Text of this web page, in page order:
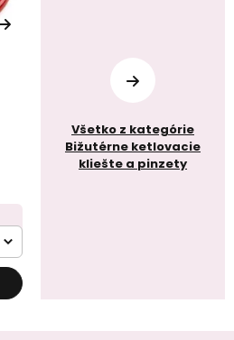
Všetko z kategórie
Bižutérne ketlovacie
kliešte a pinzety